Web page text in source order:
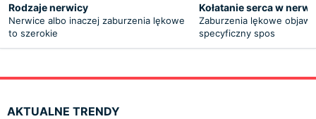
Rodzaje nerwicy
Nerwice albo inaczej zaburzenia lękowe
to szerokie
Kołatanie serca w
Zaburzenia lękowe
specyficzny spos
AKTUALNE TRENDY